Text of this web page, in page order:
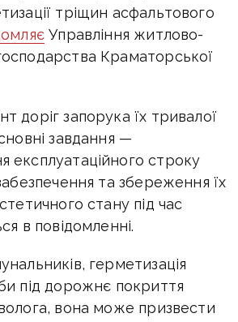
тріщин асфальтового
Управління житлово-
Краматорської
доріг запорука їх тривалої
завдання —
експлуатаційного строку
та збереження їх
стану під час
в повідомленні.
герметизація
під дорожнє покриття
вона може призвести